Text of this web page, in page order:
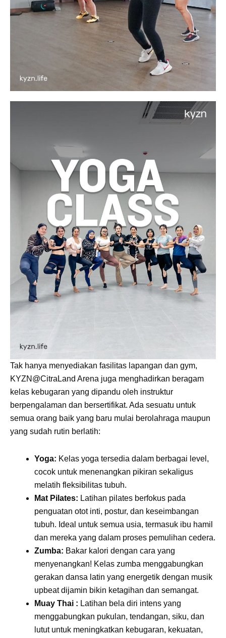
Tak hanya menyediakan fasilitas lapangan dan gym,
KYZN@CitraLand Arena juga menghadirkan beragam
kelas kebugaran yang dipandu oleh instruktur
berpengalaman dan bersertifikat. Ada sesuatu untuk
semua orang baik yang baru mulai berolahraga maupun
yang sudah rutin berlatih:
Yoga: Kelas yoga tersedia dalam berbagai level,
cocok untuk menenangkan pikiran sekaligus
melatih fleksibilitas tubuh.
Mat Pilates: Latihan pilates berfokus pada
penguatan otot inti, postur, dan keseimbangan
tubuh. Ideal untuk semua usia, termasuk ibu hamil
dan mereka yang dalam proses pemulihan cedera.
Zumba: Bakar kalori dengan cara yang
menyenangkan! Kelas zumba menggabungkan
gerakan dansa latin yang energetik dengan musik
upbeat dijamin bikin ketagihan dan semangat.
Muay Thai : Latihan bela diri intens yang
menggabungkan pukulan, tendangan, siku, dan
lutut untuk meningkatkan kebugaran, kekuatan,